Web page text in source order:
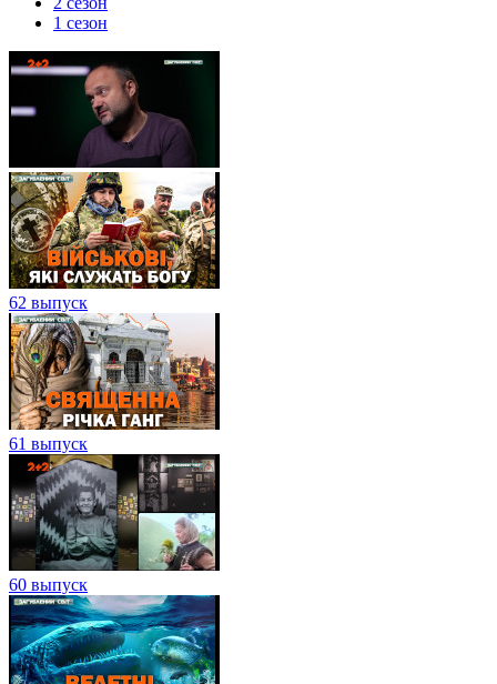
1 сезон
62 выпуск
61 выпуск
60 выпуск